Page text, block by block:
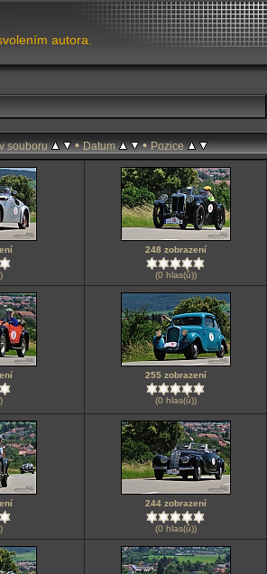
autora.
souboru •Datum •Pozice
248 zobrazení
(0 hlas(ů))
255 zobrazení
(0 hlas(ů))
244 zobrazení
(0 hlas(ů))